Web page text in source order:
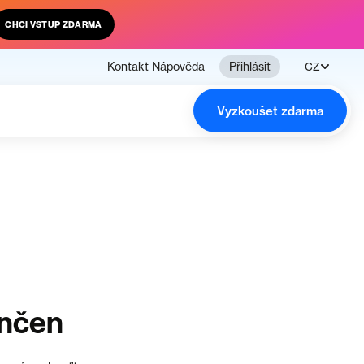
CHCI VSTUP ZDARMA
Kontakt Nápověda Přihlásit CZ
Vyzkoušet zdarma